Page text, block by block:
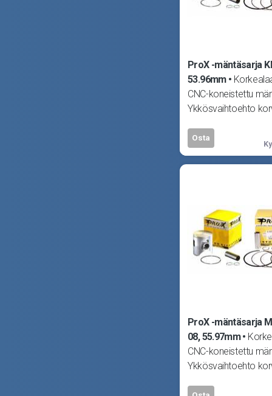
ProX -mäntäsarja
53.96mm
CNC-koneistettu
Ykkösvaihtoehto
tahansa moottorissa.
Osta
ProX -mäntäsarja
08, 55.97mm
CNC-koneistettu
Ykkösvaihtoehto